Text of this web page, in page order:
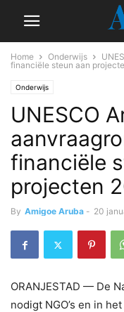
Home Onderwijs
financiële steun aan
Onderwijs
UNESCO
financiële
projecten
By Amigoe Aruba - 20
ORANJESTAD — De
nodigt NGO’s en in